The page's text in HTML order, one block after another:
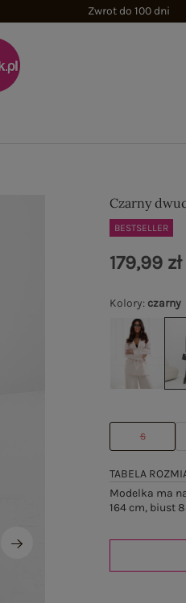
Zwrot do 100 dni
Czarny
BESTSELLER
Kolory: czarny
S
TABELA
Modelka ma
164 cm, biust
179,99 zł